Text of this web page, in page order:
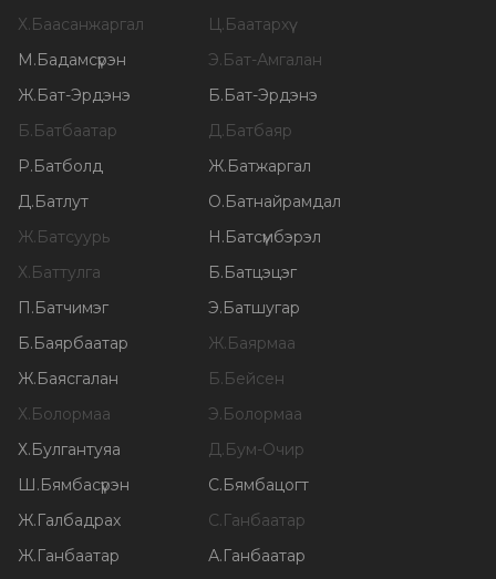
Х.Баасанжаргал Ц.Баатархүү
М.Бадамсүрэн Э.Бат-Амгалан
Ж.Бат-Эрдэнэ Б.Бат-Эрдэнэ
Б.Батбаатар Д.Батбаяр
Р.Батболд Ж.Батжаргал
Д.Батлут О.Батнайрамдал
Ж.Батсуурь Н.Батсүмбэрэл
Х.Баттулга Б.Батцэцэг
П.Батчимэг Э.Батшугар
Б.Баярбаатар Ж.Баярмаа
Ж.Баясгалан Б.Бейсен
Х.Болормаа Э.Болормаа
Х.Булгантуяа Д.Бум-Очир
Ш.Бямбасүрэн С.Бямбацогт
Ж.Галбадрах С.Ганбаатар
Ж.Ганбаатар А.Ганбаатар